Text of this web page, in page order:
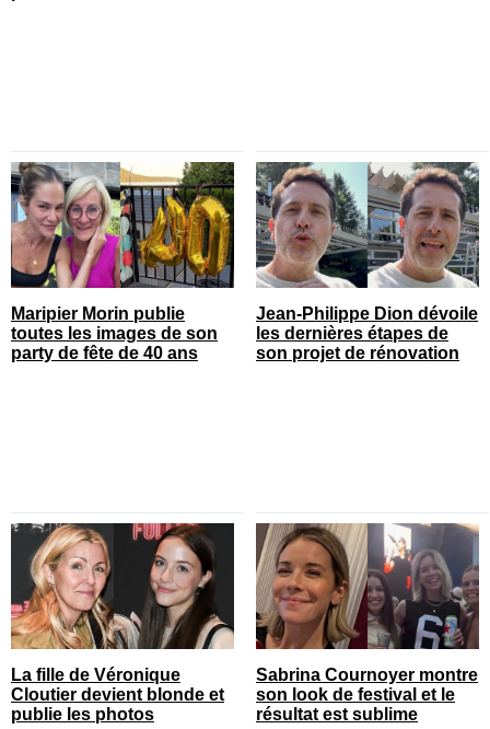
Maripier Morin publie
toutes les images de son
party de fête de 40 ans
Jean-Philippe Dion dévoile
les dernières étapes de
son projet de rénovation
La fille de Véronique
Cloutier devient blonde et
publie les photos
Sabrina Cournoyer montre
son look de festival et le
résultat est sublime